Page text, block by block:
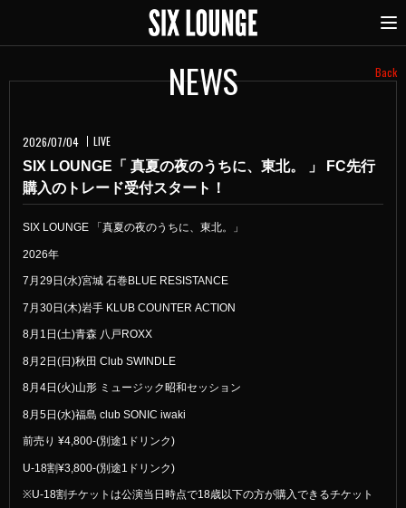
NEWS Back
2026/07/04
LIVE
SIX LOUNGE「 真夏の夜のうちに、東北。 」 FC先行
購入のトレード受付スタート！
SIX LOUNGE 「真夏の夜のうちに、東北。」
2026年
7月29日(水)宮城 石巻BLUE RESISTANCE
7月30日(木)岩手 KLUB COUNTER ACTION
8月1日(土)青森 八戸ROXX
8月2日(日)秋田 Club SWINDLE
8月4日(火)山形 ミュージック昭和セッション
8月5日(水)福島 club SONIC iwaki
前売り ¥4,800-(別途1ドリンク)
U-18割¥3,800-(別途1ドリンク)
※U-18割チケットは公演当日時点で18歳以下の方が購入できるチケット